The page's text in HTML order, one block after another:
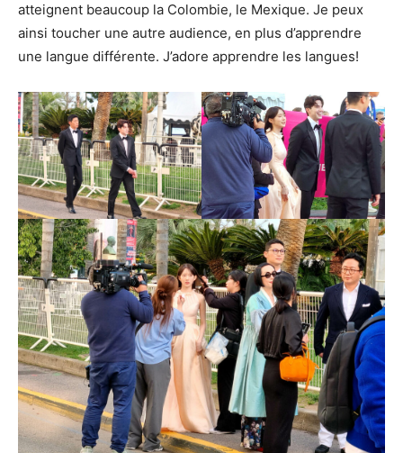
atteignent beaucoup la Colombie, le Mexique. Je peux
ainsi toucher une autre audience, en plus d’apprendre
une langue différente. J’adore apprendre les langues!